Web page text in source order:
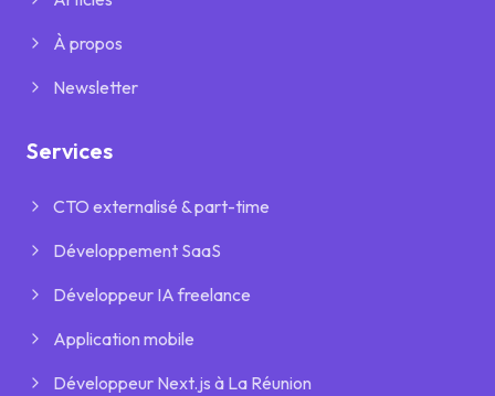
À propos
Newsletter
Services
CTO externalisé & part-time
Développement SaaS
Développeur IA freelance
Application mobile
Développeur Next.js à La Réunion